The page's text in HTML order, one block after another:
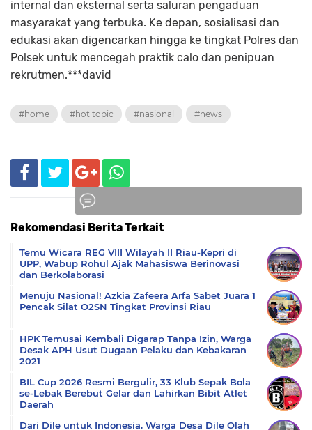
internal dan eksternal serta saluran pengaduan
masyarakat yang terbuka. Ke depan, sosialisasi dan
edukasi akan digencarkan hingga ke tingkat Polres dan
Polsek untuk mencegah praktik calo dan penipuan
rekrutmen.***david
#home #hot topic #nasional #news
Rekomendasi Berita Terkait
Temu Wicara REG VIII Wilayah II Riau-Kepri di
UPP, Wabup Rohul Ajak Mahasiswa Berinovasi
dan Berkolaborasi
Menuju Nasional! Azkia Zafeera Arfa Sabet Juara 1
Pencak Silat O2SN Tingkat Provinsi Riau
HPK Temusai Kembali Digarap Tanpa Izin, Warga
Desak APH Usut Dugaan Pelaku dan Kebakaran
2021
BIL Cup 2026 Resmi Bergulir, 33 Klub Sepak Bola
se-Lebak Berebut Gelar dan Lahirkan Bibit Atlet
Daerah
Dari Dile untuk Indonesia. Warga Desa Dile Olah